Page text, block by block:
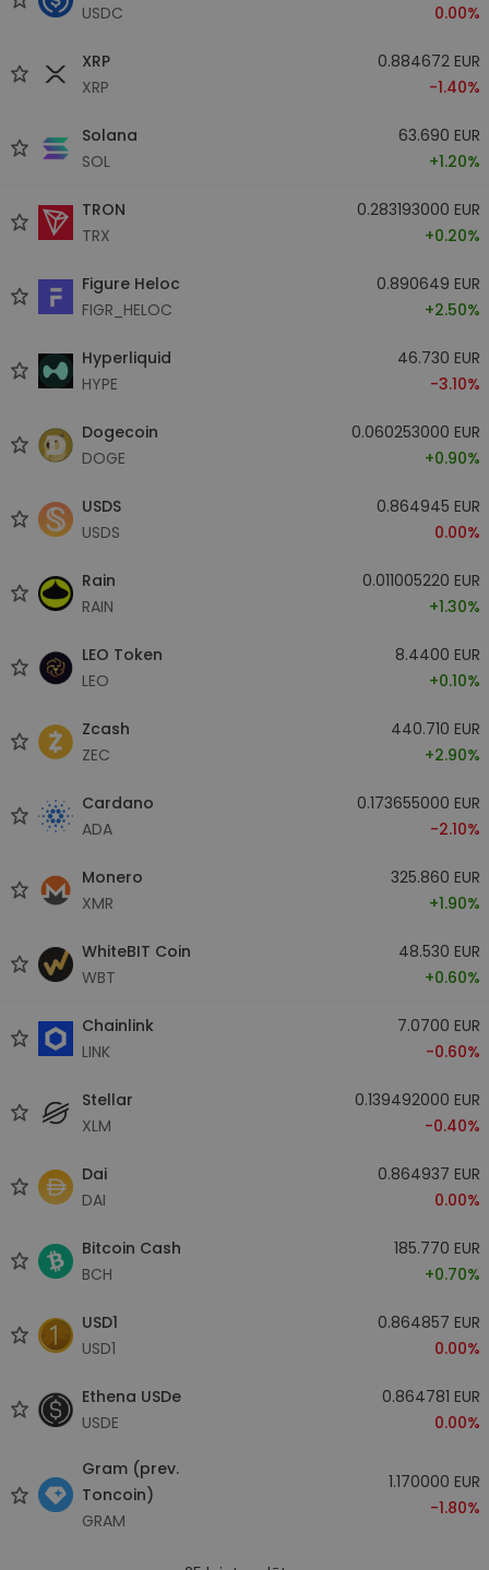
USDC
0.00%
XRP
XRP
0.884672 EUR
-1.40%
Solana
SOL
63.690 EUR
+1.20%
TRON
TRX
0.283193000 EUR
+0.20%
Figure Heloc
FIGR_HELOC
0.890649 EUR
+2.50%
Hyperliquid
HYPE
46.730 EUR
-3.10%
Dogecoin
DOGE
0.060253000 EUR
+0.90%
USDS
USDS
0.864945 EUR
0.00%
Rain
RAIN
0.011005220 EUR
+1.30%
LEO Token
LEO
8.4400 EUR
+0.10%
Zcash
ZEC
440.710 EUR
+2.90%
Cardano
ADA
0.173655000 EUR
-2.10%
Monero
XMR
325.860 EUR
+1.90%
WhiteBIT Coin
WBT
48.530 EUR
+0.60%
Chainlink
LINK
7.0700 EUR
-0.60%
Stellar
XLM
0.139492000 EUR
-0.40%
Dai
DAI
0.864937 EUR
0.00%
Bitcoin Cash
BCH
185.770 EUR
+0.70%
USD1
USD1
0.864857 EUR
0.00%
Ethena USDe
USDE
0.864781 EUR
0.00%
Gram (prev.
Toncoin)
GRAM
1.170000 EUR
-1.80%